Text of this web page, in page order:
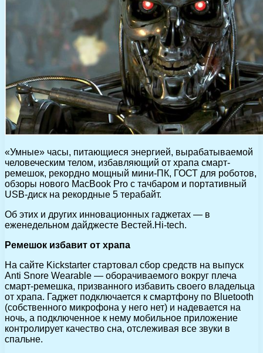
«Умные» часы, питающиеся энергией, вырабатываемой
человеческим телом, избавляющий от храпа смарт-
ремешок, рекордно мощный мини-ПК, ГОСТ для роботов,
обзоры нового MacBook Pro с тачбаром и портативный
USB-диск на рекордные 5 терабайт.
Об этих и других инновационных гаджетах — в
еженедельном дайджесте Вестей.Hi-tech.
Ремешок избавит от храпа
На сайте Kickstarter стартовал сбор средств на выпуск
Anti Snore Wearable — оборачиваемого вокруг плеча
смарт-ремешка, призванного избавить своего владельца
от храпа. Гаджет подключается к смартфону по Bluetooth
(собственного микрофона у него нет) и надевается на
ночь, а подключенное к нему мобильное приложение
контролирует качество сна, отслеживая все звуки в
спальне.